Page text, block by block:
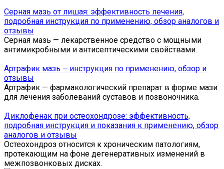
Серная мазь от лишая: эффективность лечения,
подробная инструкция по применению, обзор аналогов и
отзывы
Серная мазь — лекарственное средство с мощными
антимикробными и антисептическими свойствами.
Артрафик мазь – инструкция по применению, обзор и
отзывы
Артрафик — фармакологический препарат в форме мази
для лечения заболеваний суставов и позвоночника.
Диклофенак при остеохондрозе: эффективность,
подробная инструкция и показания к применению, обзор
аналогов и отзывы
Остеохондроз относится к хроническим патологиям,
протекающим на фоне дегенеративных изменений в
межпозвонковых дисках.